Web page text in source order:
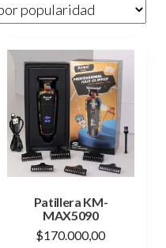
popularidad
Patillera KM-
MAX5090
$170.000,00